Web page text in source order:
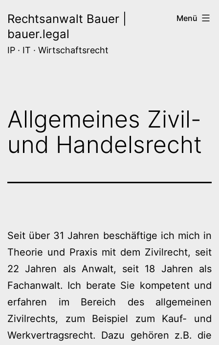
Inhalt
springen
Rechtsanwalt Bauer |
bauer.legal
IP · IT · Wirtschaftsrecht
Menü
Allgemeines Zivil-
und Handelsrecht
Seit über 31 Jahren beschäftige ich mich in
Theorie und Praxis mit dem Zivilrecht, seit
22 Jahren als Anwalt, seit 18 Jahren als
Fachanwalt. Ich berate Sie kompetent und
erfahren im Bereich des allgemeinen
Zivilrechts, zum Beispiel zum Kauf- und
Werkvertragsrecht. Dazu gehören z.B. die